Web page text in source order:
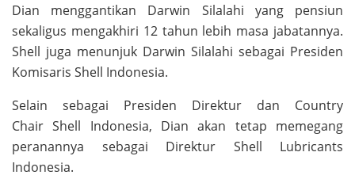
Dian menggantikan Darwin Silalahi yang pensiun
sekaligus mengakhiri 12 tahun lebih masa jabatannya.
Shell juga menunjuk Darwin Silalahi sebagai Presiden
Komisaris Shell Indonesia.
Selain sebagai Presiden Direktur dan Country
Chair Shell Indonesia, Dian akan tetap memegang
peranannya sebagai Direktur Shell Lubricants
Indonesia.